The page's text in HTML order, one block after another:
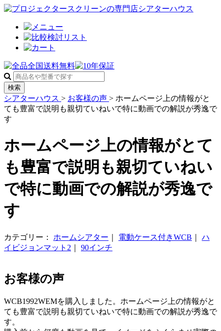
検索
シアターハウス > お客様の声 > ホームページ上の情報がと
ても豊富で説明も親切ていねいで特に動画での解説が秀逸で
す
ホームページ上の情報がとて
も豊富で説明も親切ていねい
で特に動画での解説が秀逸で
す
カテゴリー： ホームシアター 電動ケース付きWCB
ハ
イビジョンマット2
90インチ
お客様の声
WCB1992WEMを購入しました。ホームページ上の情報がと
ても豊富で説明も親切ていねいで特に動画での解説が秀逸で
す。